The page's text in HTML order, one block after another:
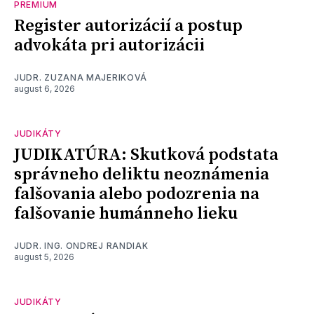
PREMIUM
Register autorizácií a postup
advokáta pri autorizácii
JUDR. ZUZANA MAJERIKOVÁ
august 6, 2026
JUDIKÁTY
JUDIKATÚRA: Skutková podstata
správneho deliktu neoznámenia
falšovania alebo podozrenia na
falšovanie humánneho lieku
JUDR. ING. ONDREJ RANDIAK
august 5, 2026
JUDIKÁTY